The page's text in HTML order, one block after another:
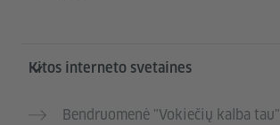
Kitos interneto svetaines
Bendruomenė "Vokiečių kalba tau"